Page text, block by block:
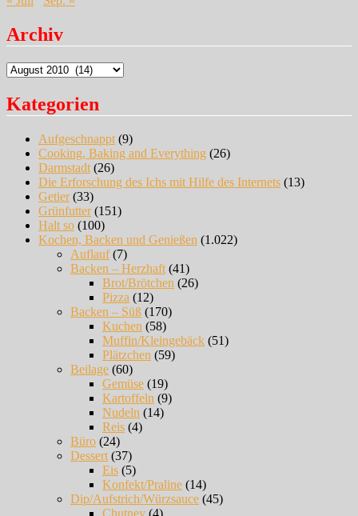
Archiv
Archiv
Kategorien
Aufgeschnappt (9)
Cooking, Baking and Everything (26)
Darmstadt (26)
Die Erforschung des Ichs mit Hilfe des Internets (13)
Getier(33)
Grünfutter(151)
Halt so (100)
Kochen, Backen und Genießen (1.022)
Auflauf(7)
Backen – Herzhaft (41)
Brot/Brötchen (26)
Pizza (12)
Backen – Süß (170)
Kuchen (58)
Muffin/Kleingebäck (51)
Plätzchen (59)
Beilage (60)
Gemüse (19)
Kartoffeln (9)
Nudeln (14)
Reis (4)
Büro (24)
Dessert (37)
Eis (5)
Konfekt/Praline (14)
Dip/Aufstrich/Würzsauce (45)
Chutney (4)